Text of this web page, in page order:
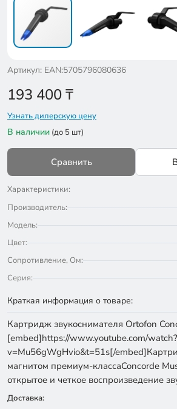
Артикул: EAN:5705796080636
193 400₸
Узнать дилерскую цену
В наличии (до 5 шт)
Сравнить
Характеристики:
Производитель:
Модель:
Цвет:
Сопротивление, Ом:
Серия:
Краткая информация о товаре:
Картридж звукоснимателя Ortofon
[embed]https://www.youtube.com/watch?
v=Mu56gWgHvio&t=51s[/
магнитом премиум-классаConcorde
открытое и четкое воспроизведение
Доставка: